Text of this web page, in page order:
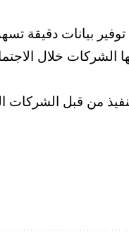
بيانات دقيقة
الشركات خلال
من قبل